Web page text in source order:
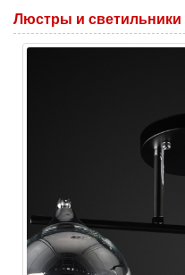
Люстры и светильники